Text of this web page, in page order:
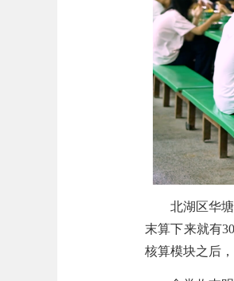
北湖区华
末算下来就有
核算模块之后